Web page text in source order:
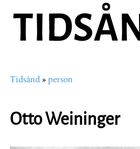
hovedinnhold
Navigasjonssti
Tidsånd person
Otto Weininger